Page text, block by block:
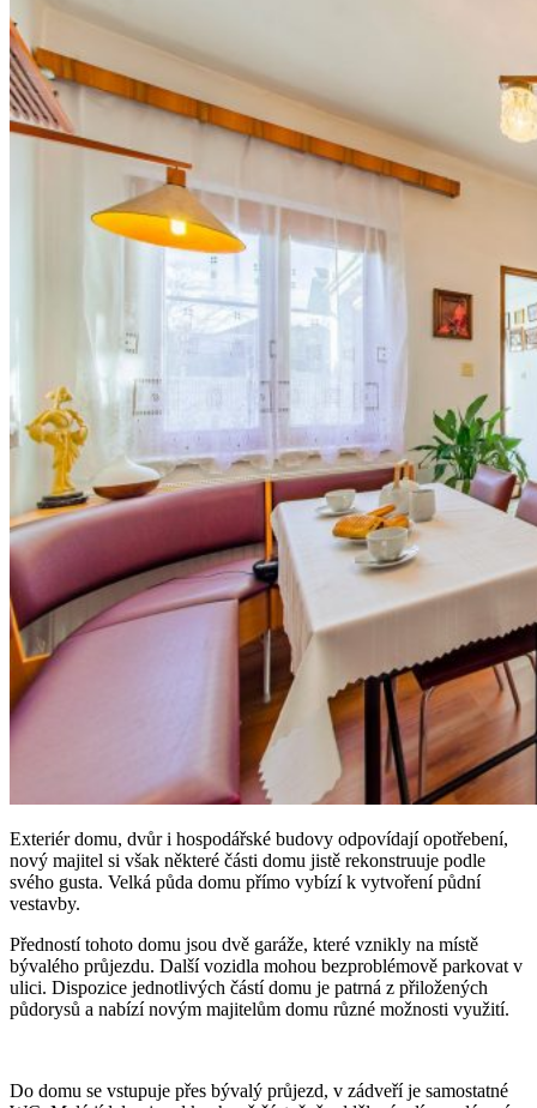
Exteriér domu, dvůr i hospodářské budovy odpovídají opotřebení,
nový majitel si však některé části domu jistě rekonstruuje podle
svého gusta. Velká půda domu přímo vybízí k vytvoření půdní
vestavby.
Předností tohoto domu jsou dvě garáže, které vznikly na místě
bývalého průjezdu. Další vozidla mohou bezproblémově parkovat v
ulici. Dispozice jednotlivých částí domu je patrná z přiložených
půdorysů a nabízí novým majitelům domu různé možnosti využití.
Do domu se vstupuje přes bývalý průjezd, v zádveří je samostatné